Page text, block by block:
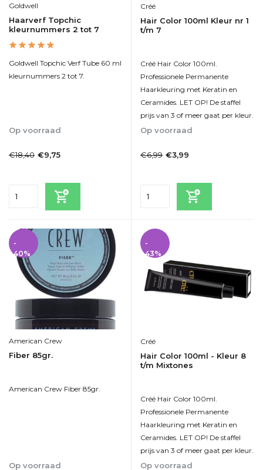
Goldwell
Haarverf Topchic
kleurnummers 2 tot 7
Goldwell Topchic Verf Tube 60 ml
kleurnummers 2 tot 7.
Op voorraad
€18,40 €9,75
Créé
Hair Color 100ml Kleur nr 1
t/m 7
Créé Hair Color 100ml.
Professionele Permanente
Haarkleuring met Keratin en
Ceramides. LET OP! De staffel
prijs van 3 of meer gaat per kleur.
Op voorraad
€6,99 €3,99
-
40%
American Crew
Fiber 85gr.
American Crew Fiber 85gr.
Op voorraad
-
43%
Créé
Hair Color 100ml - Kleur 8
t/m Mixtones
Créé Hair Color 100ml.
Professionele Permanente
Haarkleuring met Keratin en
Ceramides. LET OP! De staffel
prijs van 3 of meer gaat per kleur.
Op voorraad